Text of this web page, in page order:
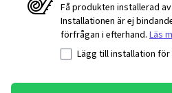
Få produkten installerad
Installationen är ej
förfrågan i efterhand. Läs
Lägg till installation för